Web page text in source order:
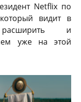
Netflix по
видит в
и
уже на этой